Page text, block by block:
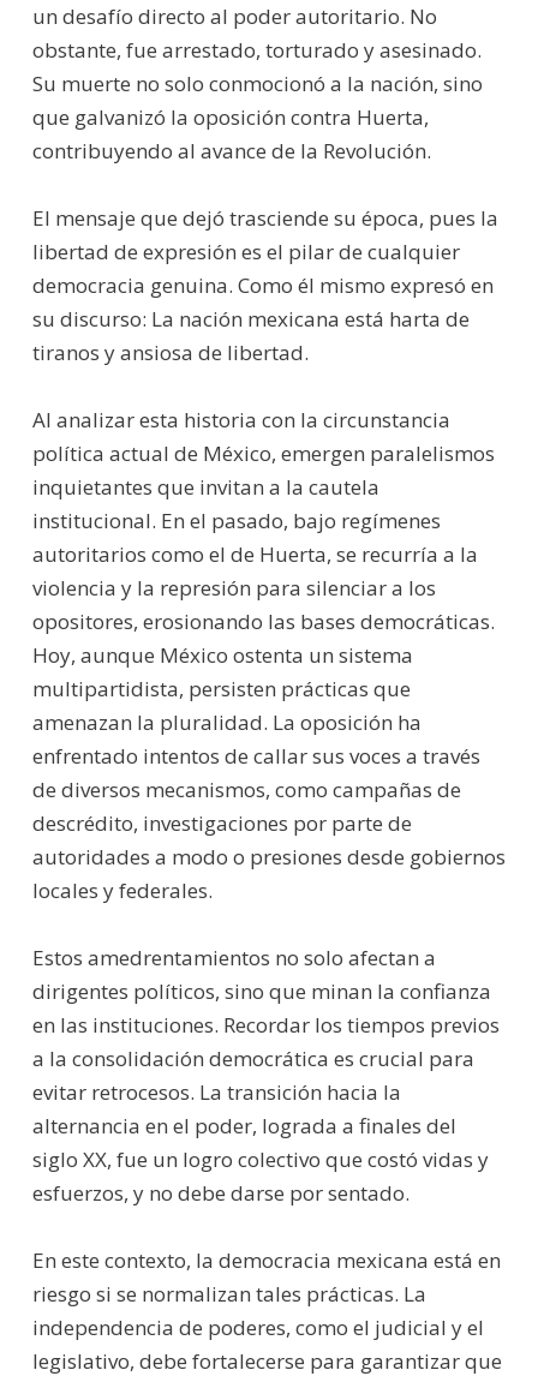
un desafío directo al poder autoritario. No
obstante, fue arrestado, torturado y asesinado.
Su muerte no solo conmocionó a la nación, sino
que galvanizó la oposición contra Huerta,
contribuyendo al avance de la Revolución.
El mensaje que dejó trasciende su época, pues la
libertad de expresión es el pilar de cualquier
democracia genuina. Como él mismo expresó en
su discurso: La nación mexicana está harta de
tiranos y ansiosa de libertad.
Al analizar esta historia con la circunstancia
política actual de México, emergen paralelismos
inquietantes que invitan a la cautela
institucional. En el pasado, bajo regímenes
autoritarios como el de Huerta, se recurría a la
violencia y la represión para silenciar a los
opositores, erosionando las bases democráticas.
Hoy, aunque México ostenta un sistema
multipartidista, persisten prácticas que
amenazan la pluralidad. La oposición ha
enfrentado intentos de callar sus voces a través
de diversos mecanismos, como campañas de
descrédito, investigaciones por parte de
autoridades a modo o presiones desde gobiernos
locales y federales.
Estos amedrentamientos no solo afectan a
dirigentes políticos, sino que minan la confianza
en las instituciones. Recordar los tiempos previos
a la consolidación democrática es crucial para
evitar retrocesos. La transición hacia la
alternancia en el poder, lograda a finales del
siglo XX, fue un logro colectivo que costó vidas y
esfuerzos, y no debe darse por sentado.
En este contexto, la democracia mexicana está en
riesgo si se normalizan tales prácticas. La
independencia de poderes, como el judicial y el
legislativo, debe fortalecerse para garantizar que